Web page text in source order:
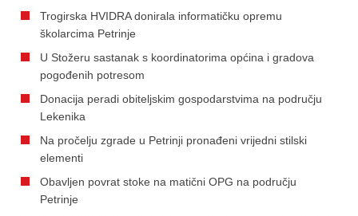
Trogirska HVIDRA donirala informatičku opremu
školarcima Petrinje
U Stožeru sastanak s koordinatorima općina i gradova
pogođenih potresom
Donacija peradi obiteljskim gospodarstvima na području
Lekenika
Na pročelju zgrade u Petrinji pronađeni vrijedni stilski
elementi
Obavljen povrat stoke na matični OPG na području
Petrinje